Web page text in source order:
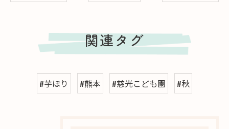
関連タグ
#芋ほり #熊本 #慈光こども園 #秋